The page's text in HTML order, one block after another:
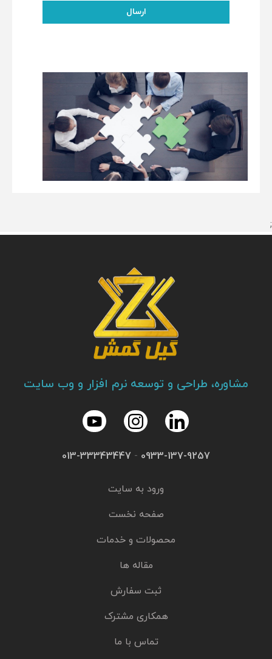
ارسال
;
مشاوره، طراحی و توسعه نرم افزار و وب سایت
0933-137-9257
-
013-33343447
ورود به سایت
صفحه نخست
محصولات و خدمات
مقاله ها
ثبت سفارش
همکاری مشترک
تماس با ما